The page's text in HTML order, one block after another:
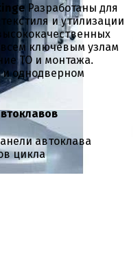
Разработаны для
и утилизации
ключевым узлам
ТО и монтажа.
однодверном
автоклава
цикла